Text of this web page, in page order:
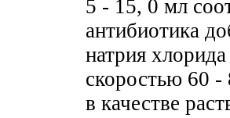
5 - 15, 0 мл
антибиотика
натрия
скоростью 60 -
в качестве